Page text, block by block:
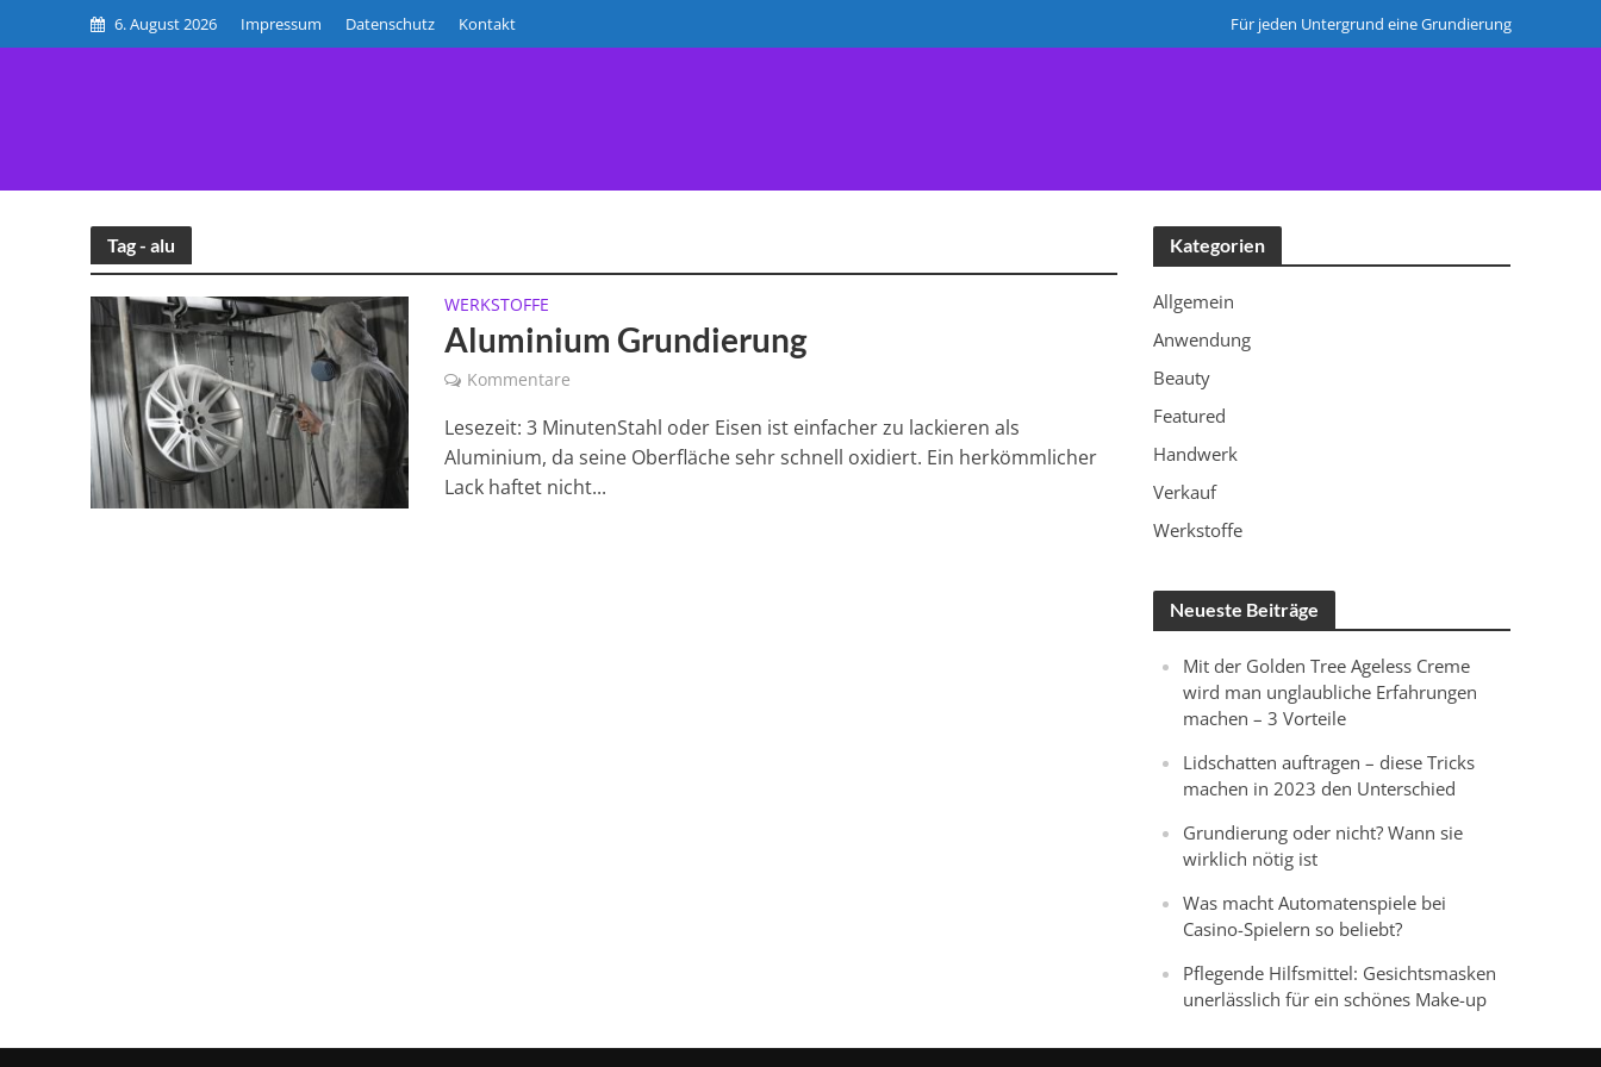
6. August 2026 Impressum Datenschutz Kontakt Für jeden Untergrund eine Grundierung
Tag - alu
WERKSTOFFE
Aluminium Grundierung
Kommentare
Lesezeit: 3 MinutenStahl oder Eisen ist einfacher zu lackieren als
Aluminium, da seine Oberfläche sehr schnell oxidiert. Ein herkömmlicher
Lack haftet nicht...
Kategorien
Allgemein
Anwendung
Beauty
Featured
Handwerk
Verkauf
Werkstoffe
Neueste Beiträge
Mit der Golden Tree Ageless Creme
wird man unglaubliche Erfahrungen
machen – 3 Vorteile
Lidschatten auftragen – diese Tricks
machen in 2023 den Unterschied
Grundierung oder nicht? Wann sie
wirklich nötig ist
Was macht Automatenspiele bei
Casino-Spielern so beliebt?
Pflegende Hilfsmittel: Gesichtsmasken
unerlässlich für ein schönes Make-up